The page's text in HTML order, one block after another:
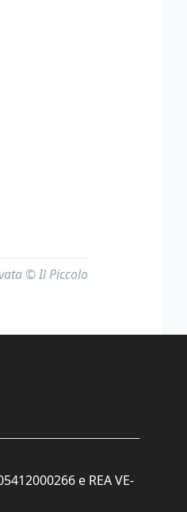
© Il Piccolo
e REA VE-